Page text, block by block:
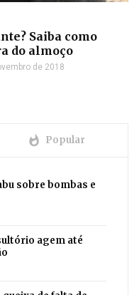
Saiba como
do almoço
de 2018
whatshot Popular
sobre bombas e
agem até